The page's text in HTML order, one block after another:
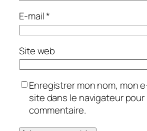
E-mail*
Site web
Enregistrer mon nom, mon
site dans le navigateur
commentaire.